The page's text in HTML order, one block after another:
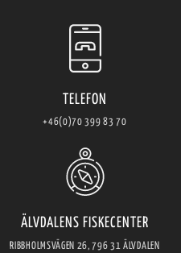
TELEFON
+46(0)70 399 83 70
ÄLVDALENS FISKECENTER
RIBBHOLMSVÄGEN 26, 796 31 ÄLVDALEN